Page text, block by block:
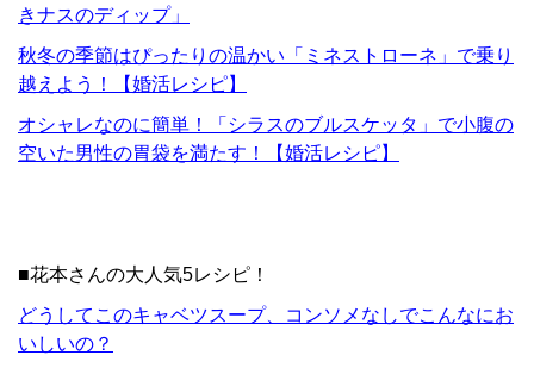
きナスのディップ」
秋冬の季節はぴったりの温かい「ミネストローネ」で乗り
越えよう！【婚活レシピ】
オシャレなのに簡単！「シラスのブルスケッタ」で小腹の
空いた男性の胃袋を満たす！【婚活レシピ】
■花本さんの大人気5レシピ！
どうしてこのキャベツスープ、コンソメなしでこんなにお
いしいの？